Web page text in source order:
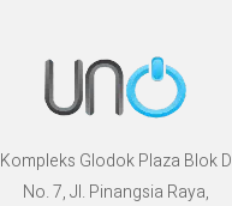
Kompleks Glodok Plaza Blok D
No. 7, Jl. Pinangsia Raya,